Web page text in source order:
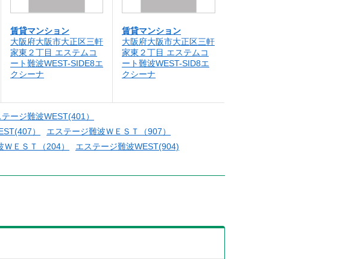
賃貸マンション
大阪府大阪市大正区三軒
家東２丁目 エステムコ
ート難波WEST-SIDE8エ
クシーナ
賃貸マンション
大阪府大阪市大正区三軒
家東２丁目 エステムコ
ート難波WEST-SID8エ
クシーナ
ージ難波WEST(401）
）
エステージ難波ＷＥＳＴ（907）
ＥＳＴ（204）
エステージ難波WEST(904)